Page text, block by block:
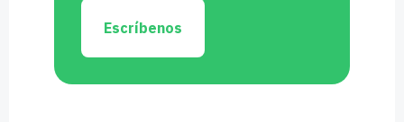
Escríbenos